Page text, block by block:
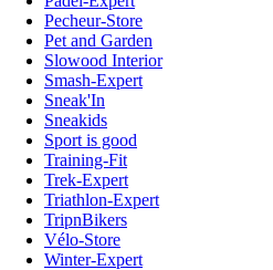
Pecheur-Store
Pet and Garden
Slowood Interior
Smash-Expert
Sneak'In
Sneakids
Sport is good
Training-Fit
Trek-Expert
Triathlon-Expert
TripnBikers
Vélo-Store
Winter-Expert